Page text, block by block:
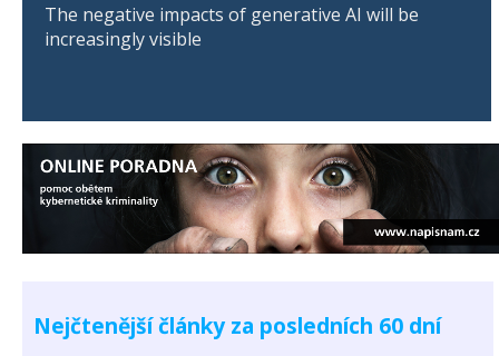
The negative impacts of generative AI will be
increasingly visible
Nejčtenější články za posledních 60 dní